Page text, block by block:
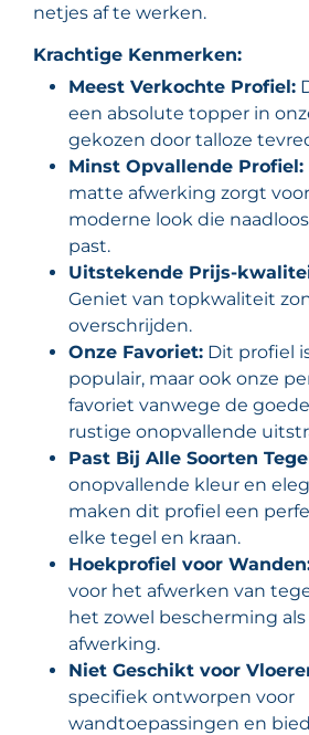
netjes af te werken.
Krachtige Kenmerken:
Meest Verkochte Profiel:
een absolute topper in
gekozen door talloze
Minst Opvallende Profiel:
matte afwerking zorgt
moderne look die
past.
Uitstekende Prijs-
Geniet van topkwaliteit
overschrijden.
Onze Favoriet: Dit profiel
populair, maar ook onze
favoriet vanwege de
rustige onopvallende
Past Bij Alle Soorten
onopvallende kleur en
maken dit profiel een
elke tegel en kraan.
Hoekprofiel voor
voor het afwerken van
het zowel bescherming
afwerking.
Niet Geschikt voor
specifiek ontworpen voor
wandtoepassingen en